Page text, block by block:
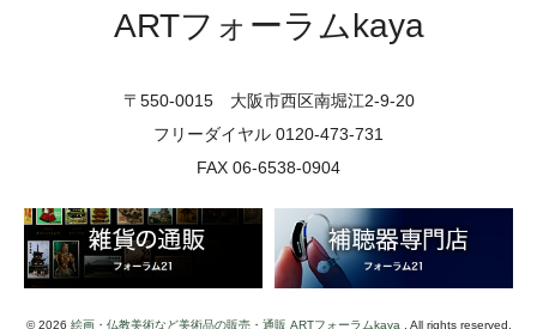
ARTフォーラムkaya
〒550-0015 大阪市西区南堀江2-9-20
フリーダイヤル 0120-473-731
FAX 06-6538-0904
© 2026 絵画・仏教美術など美術品の販売・通販 ARTフォーラムkaya . All rights reserved.